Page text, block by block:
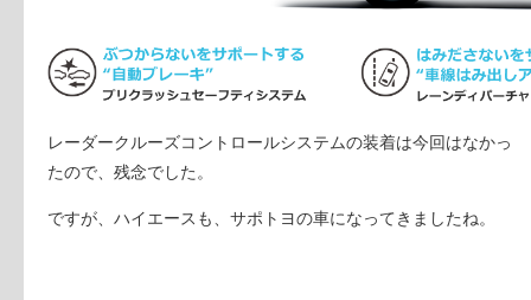
レーダークルーズコントロールシステムの装着は今回はなかっ
たので、残念でした。
ですが、ハイエースも、サポトヨの車になってきましたね。